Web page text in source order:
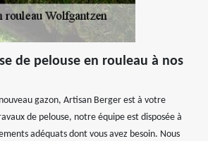
de pelouse en rouleau à nos
gazon, Artisan Berger est à votre
de pelouse, notre équipe est disposée à
adéquats dont vous avez besoin. Nous